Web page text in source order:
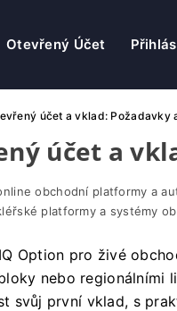
Otevřený Účet
účet a vklad: Požadavky
účet a
obchodní platformy a
platformy a systémy
Option pro živé
nebo regionálními
svůj první vklad, s